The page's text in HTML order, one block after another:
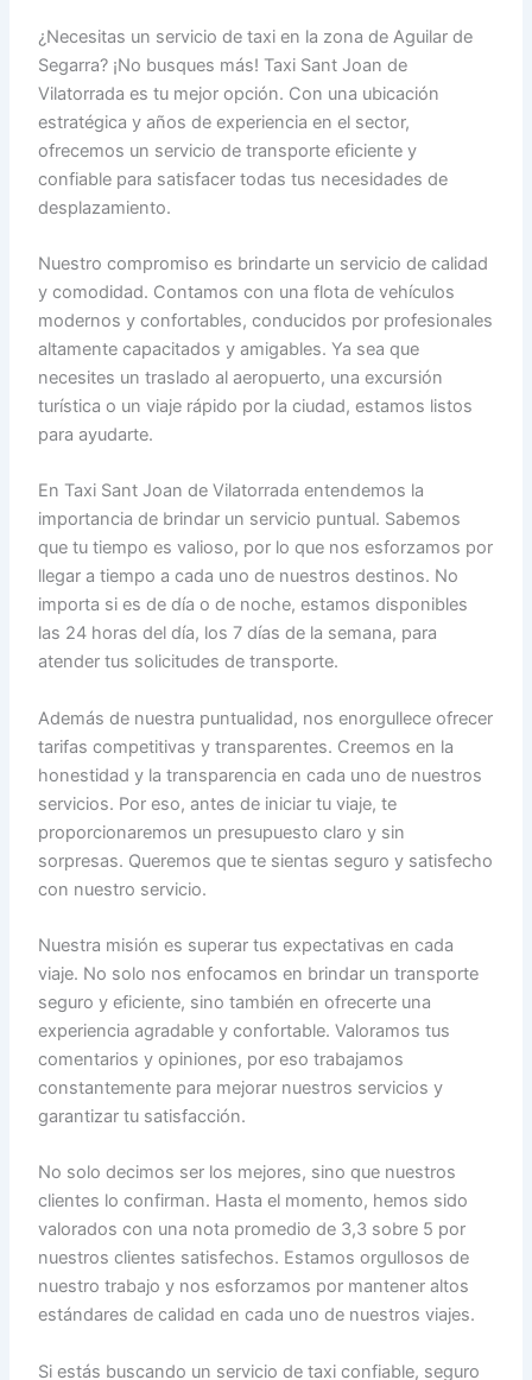
¿Necesitas un servicio de taxi en la zona de Aguilar de
Segarra? ¡No busques más! Taxi Sant Joan de
Vilatorrada es tu mejor opción. Con una ubicación
estratégica y años de experiencia en el sector,
ofrecemos un servicio de transporte eficiente y
confiable para satisfacer todas tus necesidades de
desplazamiento.
Nuestro compromiso es brindarte un servicio de calidad
y comodidad. Contamos con una flota de vehículos
modernos y confortables, conducidos por profesionales
altamente capacitados y amigables. Ya sea que
necesites un traslado al aeropuerto, una excursión
turística o un viaje rápido por la ciudad, estamos listos
para ayudarte.
En Taxi Sant Joan de Vilatorrada entendemos la
importancia de brindar un servicio puntual. Sabemos
que tu tiempo es valioso, por lo que nos esforzamos por
llegar a tiempo a cada uno de nuestros destinos. No
importa si es de día o de noche, estamos disponibles
las 24 horas del día, los 7 días de la semana, para
atender tus solicitudes de transporte.
Además de nuestra puntualidad, nos enorgullece ofrecer
tarifas competitivas y transparentes. Creemos en la
honestidad y la transparencia en cada uno de nuestros
servicios. Por eso, antes de iniciar tu viaje, te
proporcionaremos un presupuesto claro y sin
sorpresas. Queremos que te sientas seguro y satisfecho
con nuestro servicio.
Nuestra misión es superar tus expectativas en cada
viaje. No solo nos enfocamos en brindar un transporte
seguro y eficiente, sino también en ofrecerte una
experiencia agradable y confortable. Valoramos tus
comentarios y opiniones, por eso trabajamos
constantemente para mejorar nuestros servicios y
garantizar tu satisfacción.
No solo decimos ser los mejores, sino que nuestros
clientes lo confirman. Hasta el momento, hemos sido
valorados con una nota promedio de 3,3 sobre 5 por
nuestros clientes satisfechos. Estamos orgullosos de
nuestro trabajo y nos esforzamos por mantener altos
estándares de calidad en cada uno de nuestros viajes.
Si estás buscando un servicio de taxi confiable, seguro